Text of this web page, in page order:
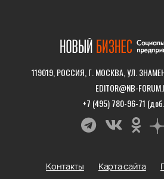
119019, РОССИЯ, Г. МОСКВА, УЛ.
EDITOR@NB-
+7 (495) 780-96-71
Контакты Карта сайта